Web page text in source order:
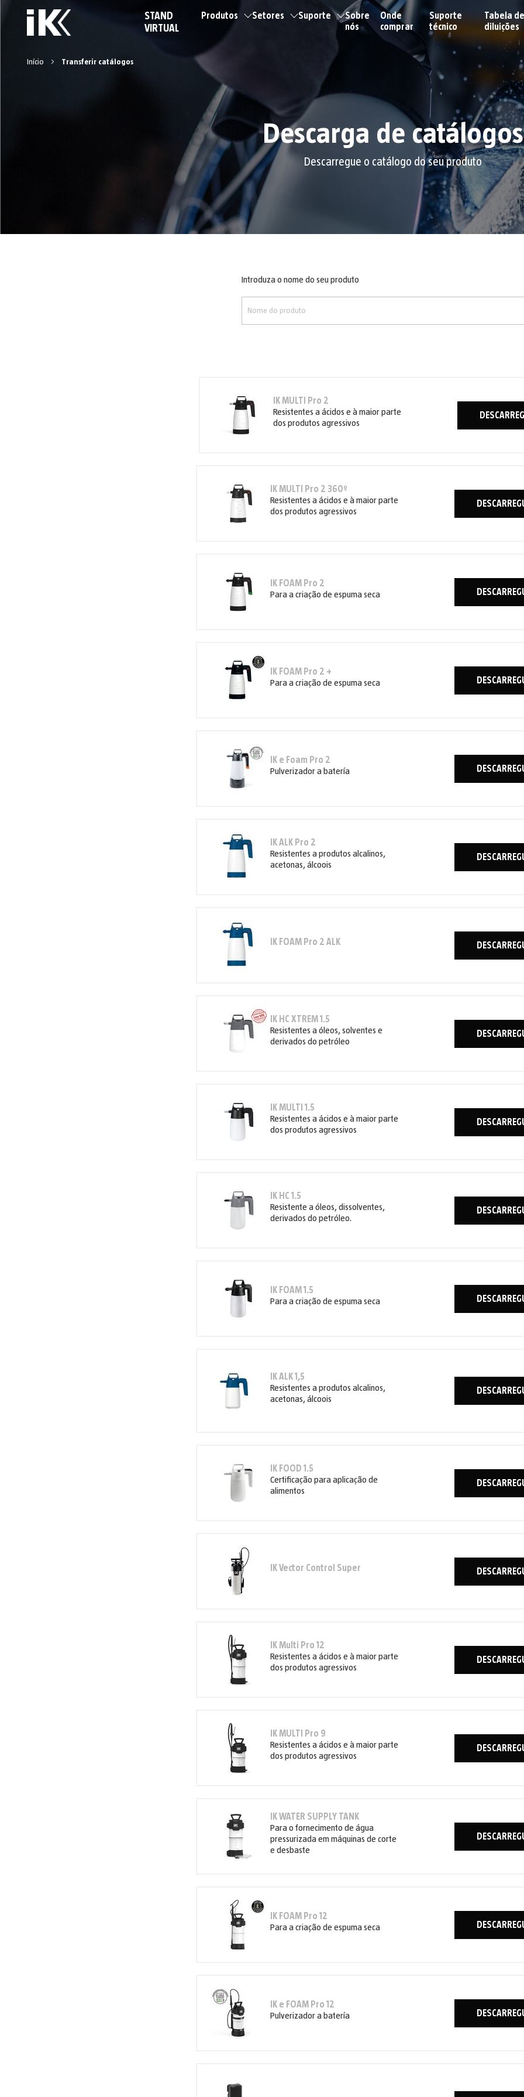
STAND
VIRTUAL
Produtos Setores Suporte
Sobre
nós
Onde
comprar
Suporte
técnico
Tabela de
diluições
Início Transferir catálogos
Descarga de catálogos
Descarregue o catálogo do seu produto
Introduza o nome do seu produto
IK MULTI Pro 2
Resistentes a ácidos e à maior parte
dos produtos agressivos
IK MULTI Pro 2 360º
Resistentes a ácidos e à maior parte
dos produtos agressivos
IK FOAM Pro 2
Para a criação de espuma seca
IK FOAM Pro 2 +
Para a criação de espuma seca
IK e Foam Pro 2
Pulverizador a batería
IK ALK Pro 2
Resistentes a produtos alcalinos,
acetonas, álcoois
IK FOAM Pro 2 ALK
IK HC XTREM 1.5
Resistentes a óleos, solventes e
derivados do petróleo
IK MULTI 1.5
Resistentes a ácidos e à maior parte
dos produtos agressivos
IK HC 1.5
Resistente a óleos, dissolventes,
derivados do petróleo.
IK FOAM 1.5
Para a criação de espuma seca
IK ALK 1,5
Resistentes a produtos alcalinos,
acetonas, álcoois
IK FOOD 1.5
Certificação para aplicação de
alimentos
IK Vector Control Super
IK Multi Pro 12
Resistentes a ácidos e à maior parte
dos produtos agressivos
IK MULTI Pro 9
Resistentes a ácidos e à maior parte
dos produtos agressivos
IK WATER SUPPLY TANK
Para o fornecimento de água
pressurizada em máquinas de corte
e desbaste
IK FOAM Pro 12
Para a criação de espuma seca
IK e FOAM Pro 12
Pulverizador a batería